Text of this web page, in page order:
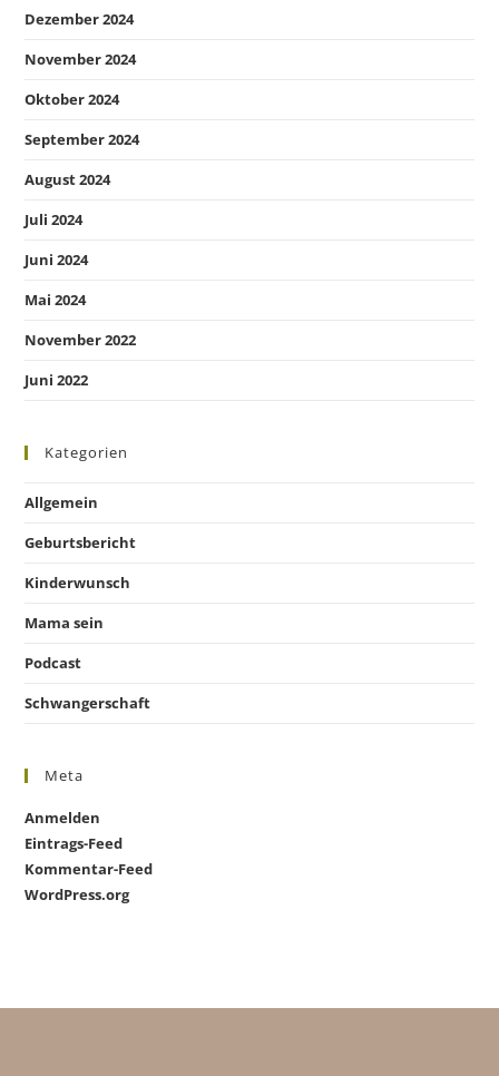
Dezember 2024
November 2024
Oktober 2024
September 2024
August 2024
Juli 2024
Juni 2024
Mai 2024
November 2022
Juni 2022
Kategorien
Allgemein
Geburtsbericht
Kinderwunsch
Mama sein
Podcast
Schwangerschaft
Meta
Anmelden
Eintrags-Feed
Kommentar-Feed
WordPress.org